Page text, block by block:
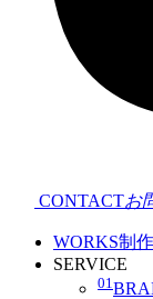
CONTACTお
WORKS制
SERVICE
01